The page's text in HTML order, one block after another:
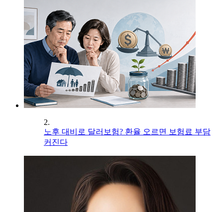
2.
노후 대비로 달러보험? 환율 오르면 보험료 부담
커진다